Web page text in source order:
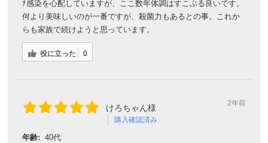
ﾅ感染を心配していますが、ここ数年体調はすこぶる良いです。
何より美味しいのが一番ですが、殺菌力もあるとの事。これか
らも家族で続けようと思っています。
役に立った 0
けろちゃん様
購入確認済み
2年前
年齢: 40代